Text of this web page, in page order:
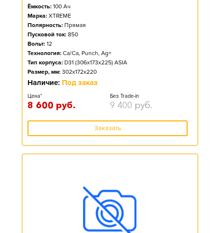
Ёмкость: 100 Ач
Марка: XTREME
Полярность: Прямая
Пусковой ток: 850
Вольт: 12
Технология: Ca/Ca, Punch, Ag+
Тип корпуса: D31 (306x173x225) ASIA
Размер, мм: 302x172x220
Наличие: Под заказ
Цена*
8 600 руб.
Без Trade-in
9 400 руб.
Заказать